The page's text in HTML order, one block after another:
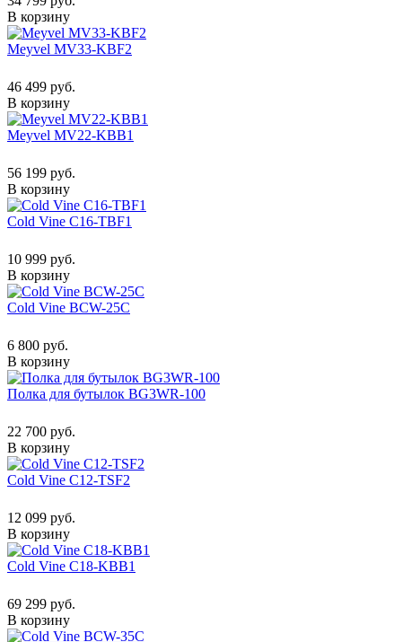
В корзину
Meyvel MV33-KBF2
46 499 руб.
В корзину
Meyvel MV22-KBB1
56 199 руб.
В корзину
Cold Vine C16-TBF1
10 999 руб.
В корзину
Cold Vine BCW-25C
6 800 руб.
В корзину
Полка для бутылок BG3WR-100
22 700 руб.
В корзину
Cold Vine C12-TSF2
12 099 руб.
В корзину
Cold Vine C18-KBB1
69 299 руб.
В корзину